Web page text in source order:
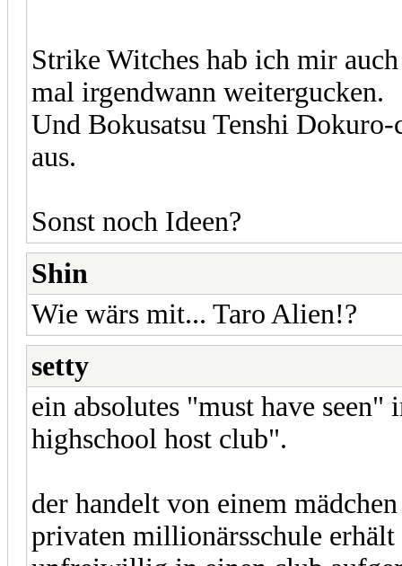
Strike Witches hab ich mir
mal irgendwann weitergucken.
Und Bokusatsu Tenshi
aus.
Sonst noch Ideen?
Shin
Wie wärs mit... Taro Alien!?
setty
ein absolutes "must have
highschool host club".
der handelt von einem
privaten millionärsschule